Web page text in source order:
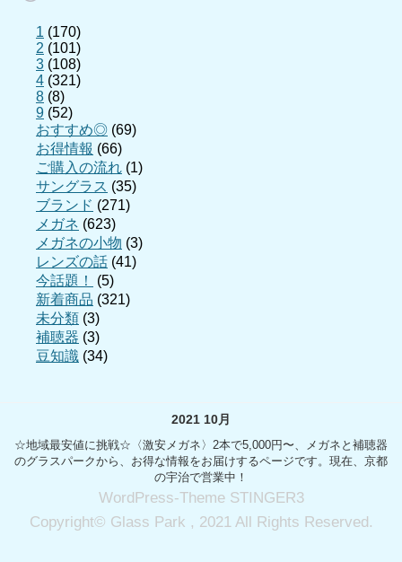
1 (170)
2 (101)
3 (108)
4 (321)
8 (8)
9 (52)
おすすめ◎ (69)
お得情報 (66)
ご購入の流れ (1)
サングラス (35)
ブランド (271)
メガネ (623)
メガネの小物 (3)
レンズの話 (41)
今話題！
(5)
新着商品 (321)
未分類 (3)
補聴器 (3)
豆知識 (34)
2021 10月
☆地域最安値に挑戦☆〈激安メガネ〉2本で5,000円〜、メガネと補聴器
のグラスパークから、お得な情報をお届けするページです。現在、京都
の宇治で営業中！
WordPress-Theme STINGER3
Copyright© Glass Park , 2021 All Rights Reserved.